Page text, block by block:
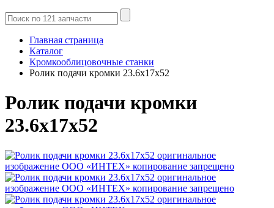
Главная страница
Каталог
Кромкооблицовочные станки
Ролик подачи кромки 23.6x17x52
Ролик подачи кромки
23.6x17x52